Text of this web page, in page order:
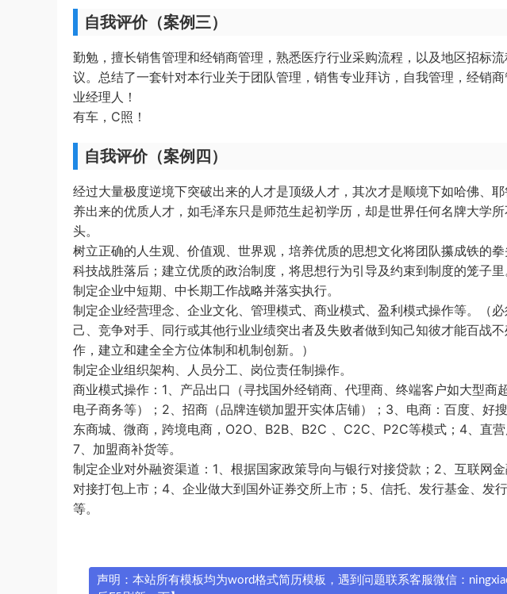
自我评价（案例三）
勤勉，擅长销售管理和经销商管理，熟悉医疗行业采购流程，以及地区招标
议。总结了一套针对本行业关于团队管理，销售专业拜访，自我管理，经销
业经理人！
有车，C照！
自我评价（案例四）
经过大量极度逆境下突破出来的人才是顶级人才，其次才是顺境下如哈佛、
养出来的优质人才，如毛泽东只是师范生起初学历，却是世界任何名牌大学
头。
树立正确的人生观、价值观、世界观，培养优质的思想文化将团队攥成铁的
科技战胜落后；建立优质的政治制度，将思想行为引导及约束到制度的笼子里
制定企业中短期、中长期工作战略并落实执行。
制定企业经营理念、企业文化、管理模式、商业模式、盈利模式操作等。（
己、竞争对手、同行或其他行业业绩突出者及失败者做到知己知彼才能百战
作，建立和建全全方位体制和机制创新。）
制定企业组织架构、人员分工、岗位责任制操作。
商业模式操作：1、产品出口（寻找国外经销商、代理商、终端客户如大型商
电子商务等）；2、招商（品牌连锁加盟开实体店铺）；3、电商：百度、好
东商城、微商，跨境电商，O2O、B2B、B2C 、C2C、P2C等模式；4、直
7、加盟商补货等。
制定企业对外融资渠道：1、根据国家政策导向与银行对接贷款；2、互联网
对接打包上市；4、企业做大到国外证券交所上市；5、信托、发行基金、发
等。
声明：本站所有模板均为word格式简历模板，遇到问题联系客服微信：